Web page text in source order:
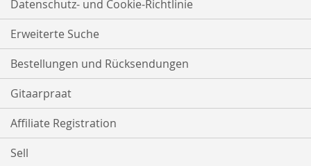
Datenschutz- und Cookie-Richtlinie
Erweiterte Suche
Bestellungen und Rücksendungen
Gitaarpraat
Affiliate Registration
Sell